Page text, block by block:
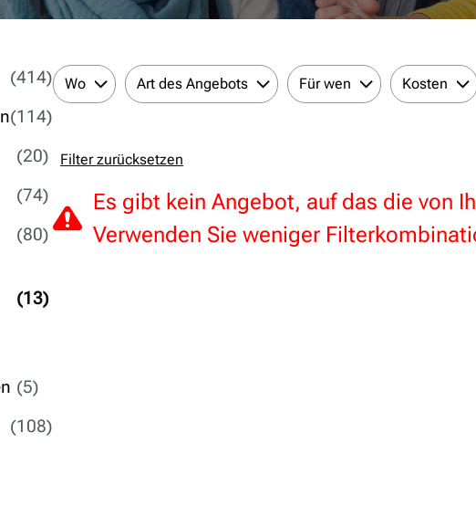
(414)
(114)
(20)
(74)
(80)
(13)
(5)
(108)
Wo Art des Angebots Für wen Kosten
Filter zurücksetzen
Es gibt kein Angebot, auf das die von
Verwenden Sie weniger